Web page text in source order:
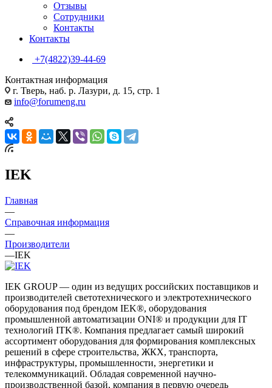
Отзывы
Сотрудники
Контакты
Контакты
+7(4822)39-44-69
Контактная информация
г. Тверь, наб. р. Лазури, д. 15, стр. 1
info@forumeng.ru
IEK
Главная
—
Справочная информация
—
Производители
—IEK
IEK GROUP — один из ведущих российских поставщиков и
производителей светотехнического и электротехнического
оборудования под брендом IEK®, оборудования
промышленной автоматизации ONI® и продукции для IT
технологий ITK®. Компания предлагает самый широкий
ассортимент оборудования для формирования комплексных
решений в сфере строительства, ЖКХ, транспорта,
инфраструктуры, промышленности, энергетики и
телекоммуникаций. Обладая современной научно-
производственной базой, компания в первую очередь